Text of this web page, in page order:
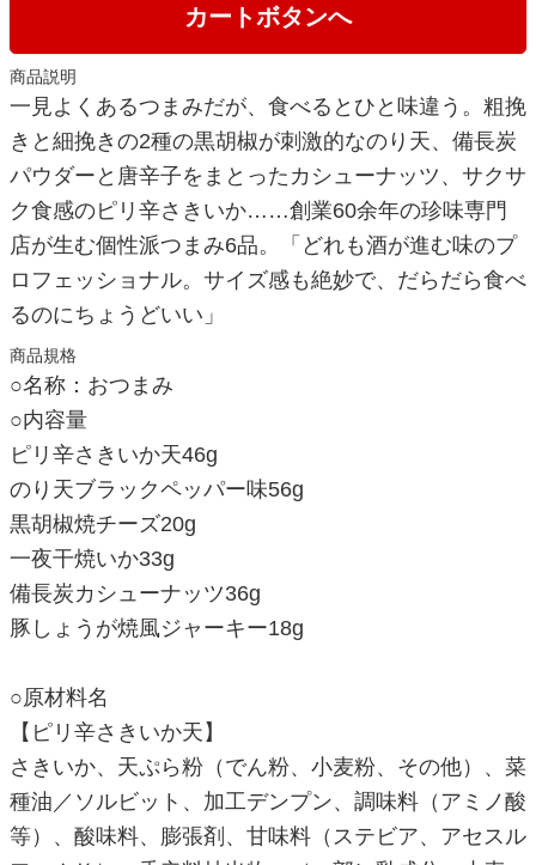
カートボタンへ
商品説明
一見よくあるつまみだが、食べるとひと味違う。粗挽
きと細挽きの2種の黒胡椒が刺激的なのり天、備長炭
パウダーと唐辛子をまとったカシューナッツ、サクサ
ク食感のピリ辛さきいか……創業60余年の珍味専門
店が生む個性派つまみ6品。「どれも酒が進む味のプ
ロフェッショナル。サイズ感も絶妙で、だらだら食べ
るのにちょうどいい」
商品規格
○名称：おつまみ
○内容量
ピリ辛さきいか天46g
のり天ブラックペッパー味56g
黒胡椒焼チーズ20g
一夜干焼いか33g
備長炭カシューナッツ36g
豚しょうが焼風ジャーキー18g
○原材料名
【ピリ辛さきいか天】
さきいか、天ぷら粉（でん粉、小麦粉、その他）、菜
種油／ソルビット、加工デンプン、調味料（アミノ酸
等）、酸味料、膨張剤、甘味料（ステビア、アセスル